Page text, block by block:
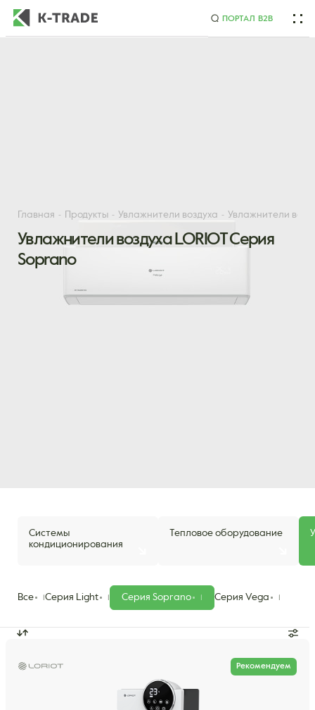
ПОРТАЛ B2B
Главная Продукты Увлажнители воздуха Увлажнители
Увлажнители воздуха LORIOT Серия
Soprano
Системы
кондиционирования
Тепловое оборудование
Все Серия Light Серия Soprano Серия Vega
Рекомендуем